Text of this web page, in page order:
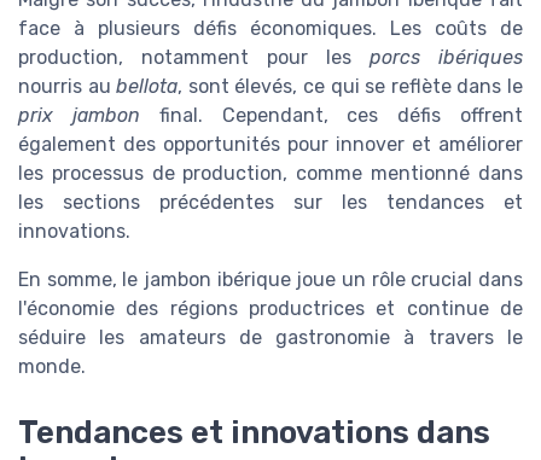
face à plusieurs défis économiques. Les coûts de
production, notamment pour les porcs ibériques
nourris aubellota, sont élevés, ce qui se reflète dans le
prix jambon final. Cependant, ces défis offrent
également des opportunités pour innover et améliorer
les processus de production, comme mentionné dans
les sections précédentes sur les tendances et
innovations.
En somme, le jambon ibérique joue un rôle crucial dans
l'économie des régions productrices et continue de
séduire les amateurs de gastronomie à travers le
monde.
Tendances et innovations dans